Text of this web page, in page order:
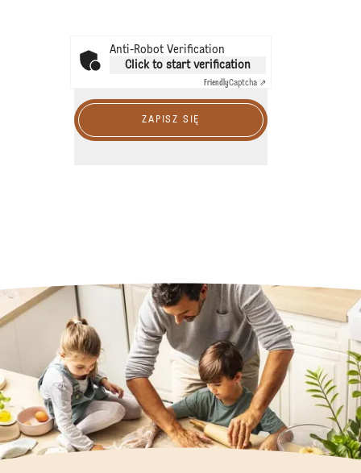
Anti-Robot Verification
Click to start verification
FriendlyCaptcha ⇗
ZAPISZ SIĘ